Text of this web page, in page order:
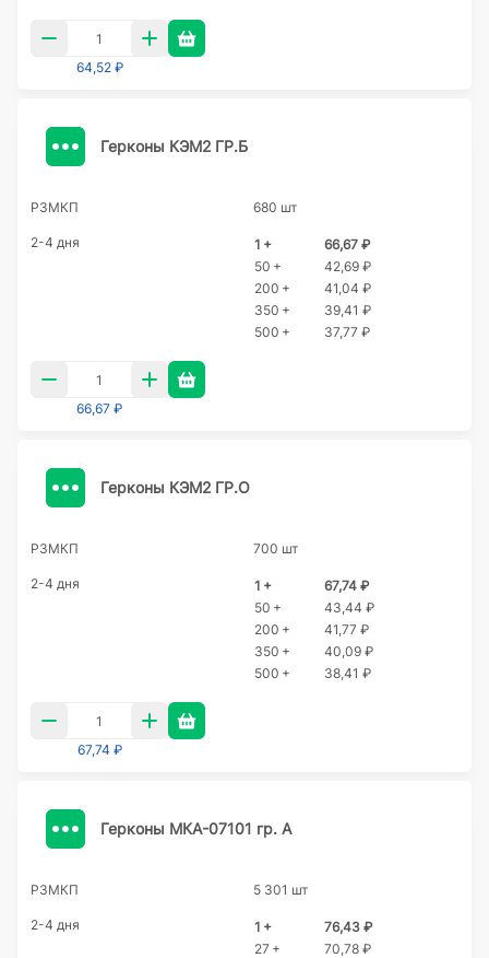
64,52 ₽
Герконы КЭМ2 ГР.Б
РЗМКП 680 шт
2-4 дня 1 +
66,67 ₽
50 +
42,69 ₽
200 +
41,04 ₽
350 +
39,41 ₽
500 +
37,77 ₽
66,67 ₽
Герконы КЭМ2 ГР.О
РЗМКП 700 шт
2-4 дня 1 +
67,74 ₽
50 +
43,44 ₽
200 +
41,77 ₽
350 +
40,09 ₽
500 +
38,41 ₽
67,74 ₽
Герконы МКА-07101 гр. А
РЗМКП 5 301 шт
2-4 дня 1 +
76,43 ₽
27 +
70,78 ₽